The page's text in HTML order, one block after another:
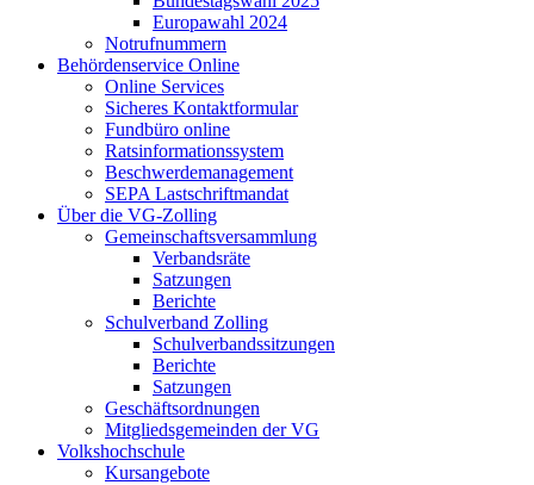
Europawahl 2024
Notrufnummern
Behördenservice Online
Online Services
Sicheres Kontaktformular
Fundbüro online
Ratsinformationssystem
Beschwerdemanagement
SEPA Lastschriftmandat
Über die VG-Zolling
Gemeinschaftsversammlung
Verbandsräte
Satzungen
Berichte
Schulverband Zolling
Schulverbandssitzungen
Berichte
Satzungen
Geschäftsordnungen
Mitgliedsgemeinden der VG
Volkshochschule
Kursangebote